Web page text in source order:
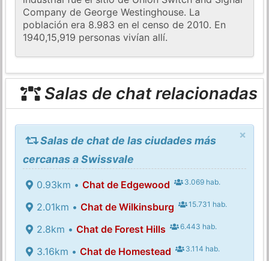
Company de George Westinghouse. La
población era 8.983 en el censo de 2010. En
1940,15,919 personas vivían allí.
Salas de chat relacionadas
×
Salas de chat de las ciudades más
cercanas a Swissvale
0.93km • Chat de Edgewood 3.069 hab.
2.01km • Chat de Wilkinsburg 15.731 hab.
2.8km • Chat de Forest Hills 6.443 hab.
3.16km • Chat de Homestead 3.114 hab.